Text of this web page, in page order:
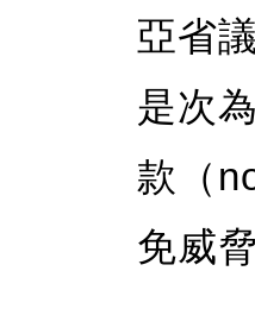
亞省
是次
款（
免威